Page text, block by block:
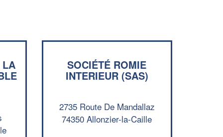
LA SOCIÉTÉ ROMIE
INTERIEUR (SAS)
2735 Route De Mandallaz
74350 Allonzier-la-Caille
Vous êtes un
Augmentez votre
nouveaux clients
En savoir plus